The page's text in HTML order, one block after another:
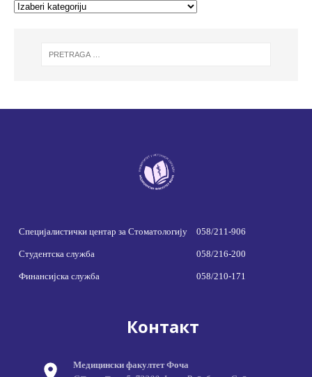
Специјалистички центар за Стоматологију 058/211-906
Студентска служба 058/216-200
Финансијска служба 058/210-171
Контакт
Медицински факултет Фоча